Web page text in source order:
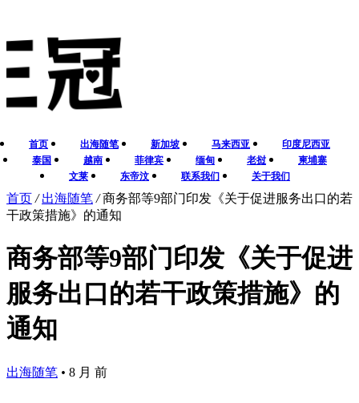
首页 出海随笔 新加坡 马来西亚
印度尼西亚
泰国
越南 菲律宾 缅甸 老挝
柬埔寨
文莱
东帝汶 联系我们 关于我们
首页 / 出海随笔 / 商务部等9部门印发《关于促进服务出口的若
干政策措施》的通知
商务部等9部门印发《关于促进
服务出口的若干政策措施》的
通知
出海随笔 • 8 月 前